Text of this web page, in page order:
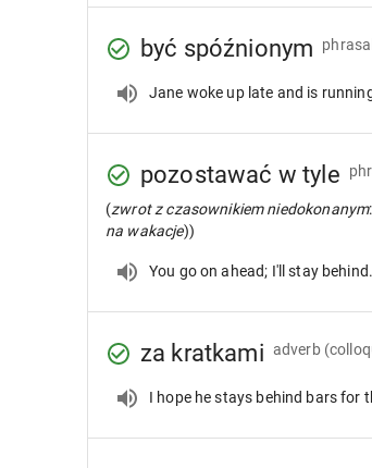
być spóźnionym
Jane woke up late and is
pozostawać w tyle
(zwrot z czasownikiem niedokonanym
na wakacje))
You go on ahead; I'll stay behind.
za kratkami adverb
I hope he stays behind bars for